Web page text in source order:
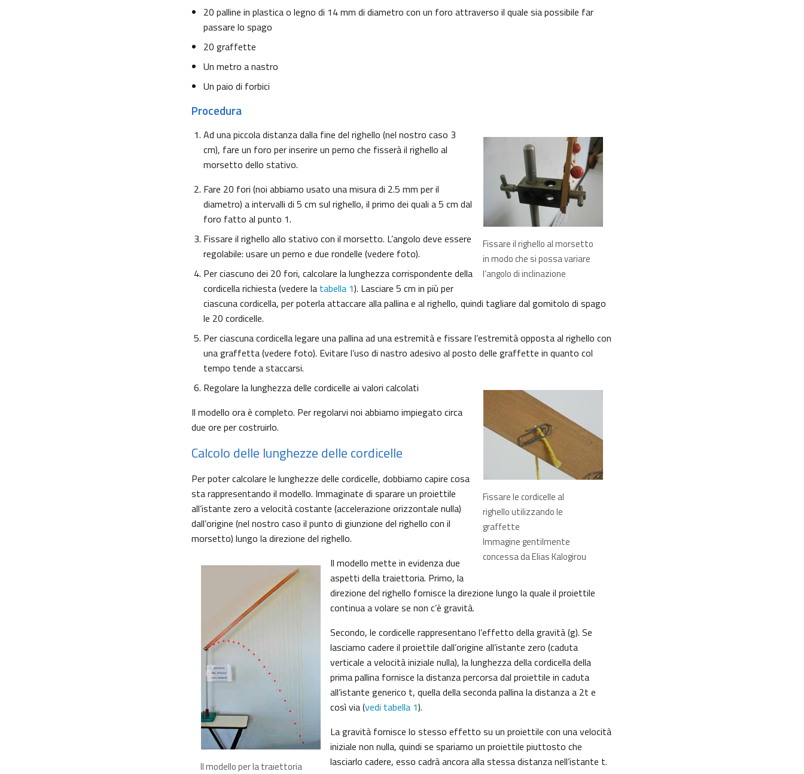
20 palline in plastica o legno di 14 mm di diametro con un foro attraverso il quale sia possibile far
passare lo spago
20 graffette
Un metro a nastro
Un paio di forbici
Procedura
Fissare il righello al morsetto
in modo che si possa variare
l’angolo di inclinazione
Ad una piccola distanza dalla fine del righello (nel nostro caso 3
cm), fare un foro per inserire un perno che fisserà il righello al
morsetto dello stativo.
Fare 20 fori (noi abbiamo usato una misura di 2.5 mm per il
diametro) a intervalli di 5 cm sul righello, il primo dei quali a 5 cm dal
foro fatto al punto 1.
Fissare il righello allo stativo con il morsetto. L’angolo deve essere
regolabile: usare un perno e due rondelle (vedere foto).
Per ciascuno dei 20 fori, calcolare la lunghezza corrispondente della
cordicella richiesta (vedere la tabella 1). Lasciare 5 cm in più per
ciascuna cordicella, per poterla attaccare alla pallina e al righello, quindi tagliare dal gomitolo di spago
le 20 cordicelle.
Per ciascuna cordicella legare una pallina ad una estremità e fissare l’estremità opposta al righello con
una graffetta (vedere foto). Evitare l’uso di nastro adesivo al posto delle graffette in quanto col
tempo tende a staccarsi.
Fissare le cordicelle al
righello utilizzando le
graffette
Immagine gentilmente
concessa da Elias Kalogirou
Regolare la lunghezza delle cordicelle ai valori calcolati
Il modello ora è completo. Per regolarvi noi abbiamo impiegato circa
due ore per costruirlo.
Calcolo delle lunghezze delle cordicelle
Per poter calcolare le lunghezze delle cordicelle, dobbiamo capire cosa
sta rappresentando il modello. Immaginate di sparare un proiettile
all’istante zero a velocità costante (accelerazione orizzontale nulla)
dall’origine (nel nostro caso il punto di giunzione del righello con il
morsetto) lungo la direzione del righello.
Il modello per la traiettoria
Il modello mette in evidenza due
aspetti della traiettoria. Primo, la
direzione del righello fornisce la direzione lungo la quale il proiettile
continua a volare se non c’è gravità.
Secondo, le cordicelle rappresentano l’effetto della gravità (g). Se
lasciamo cadere il proiettile dall’origine all’istante zero (caduta
verticale a velocità iniziale nulla), la lunghezza della cordicella della
prima pallina fornisce la distanza percorsa dal proiettile in caduta
all’istante generico t, quella della seconda pallina la distanza a 2t e
così via (vedi tabella 1).
La gravità fornisce lo stesso effetto su un proiettile con una velocità
iniziale non nulla, quindi se spariamo un proiettile piuttosto che
lasciarlo cadere, esso cadrà ancora alla stessa distanza nell’istante t.